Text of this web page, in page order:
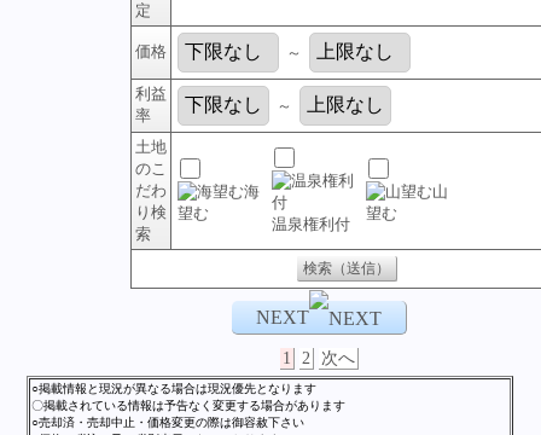
定
価格 ～
利益
率
～
土地
のこ
だわ
り検
索
海
望む
温泉権利付
山
望む
NEXT
1 2 次へ
○掲載情報と現況が異なる場合は現況優先となります
〇掲載されている情報は予告なく変更する場合があります
○売却済・売却中止・価格変更の際は御容赦下さい